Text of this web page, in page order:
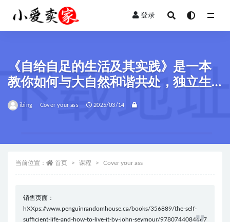
登录
《自给自足的生活及其实践》是一本
教你如何与大自然和谐共处，独立生
活的全面指南
ibing Cover your ass 2025/03/14
当前位置： 首页 课程 Cover your ass
销售页面：
hXXps://www.penguinrandomhouse.ca/books/356889/the-self-
sufficient-life-and-how-to-live-it-by-john-seymour/9780744084467